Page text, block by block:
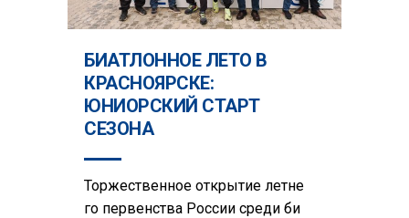
БИАТЛОННОЕ ЛЕТО В
КРАСНОЯРСКЕ:
ЮНИОРСКИЙ СТАРТ
СЕЗОНА
Торжественное открытие летне
го первенства России среди би